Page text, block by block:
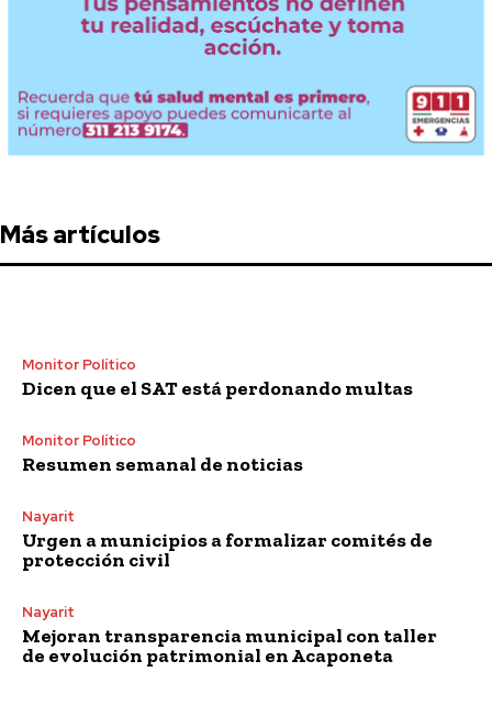
Más artículos
Monitor Político
Dicen que el SAT está perdonando multas
Monitor Político
Resumen semanal de noticias
Nayarit
Urgen a municipios a formalizar comités de
protección civil
Nayarit
Mejoran transparencia municipal con taller
de evolución patrimonial en Acaponeta